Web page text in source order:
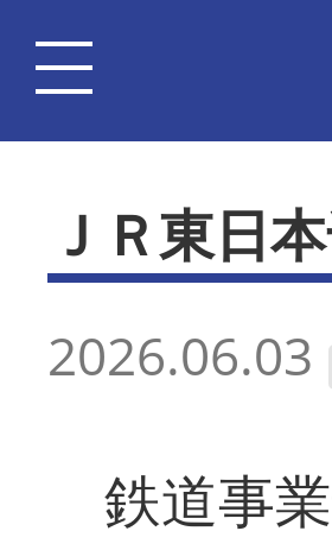
ＪＲ東日
2026.06.03
鉄道事